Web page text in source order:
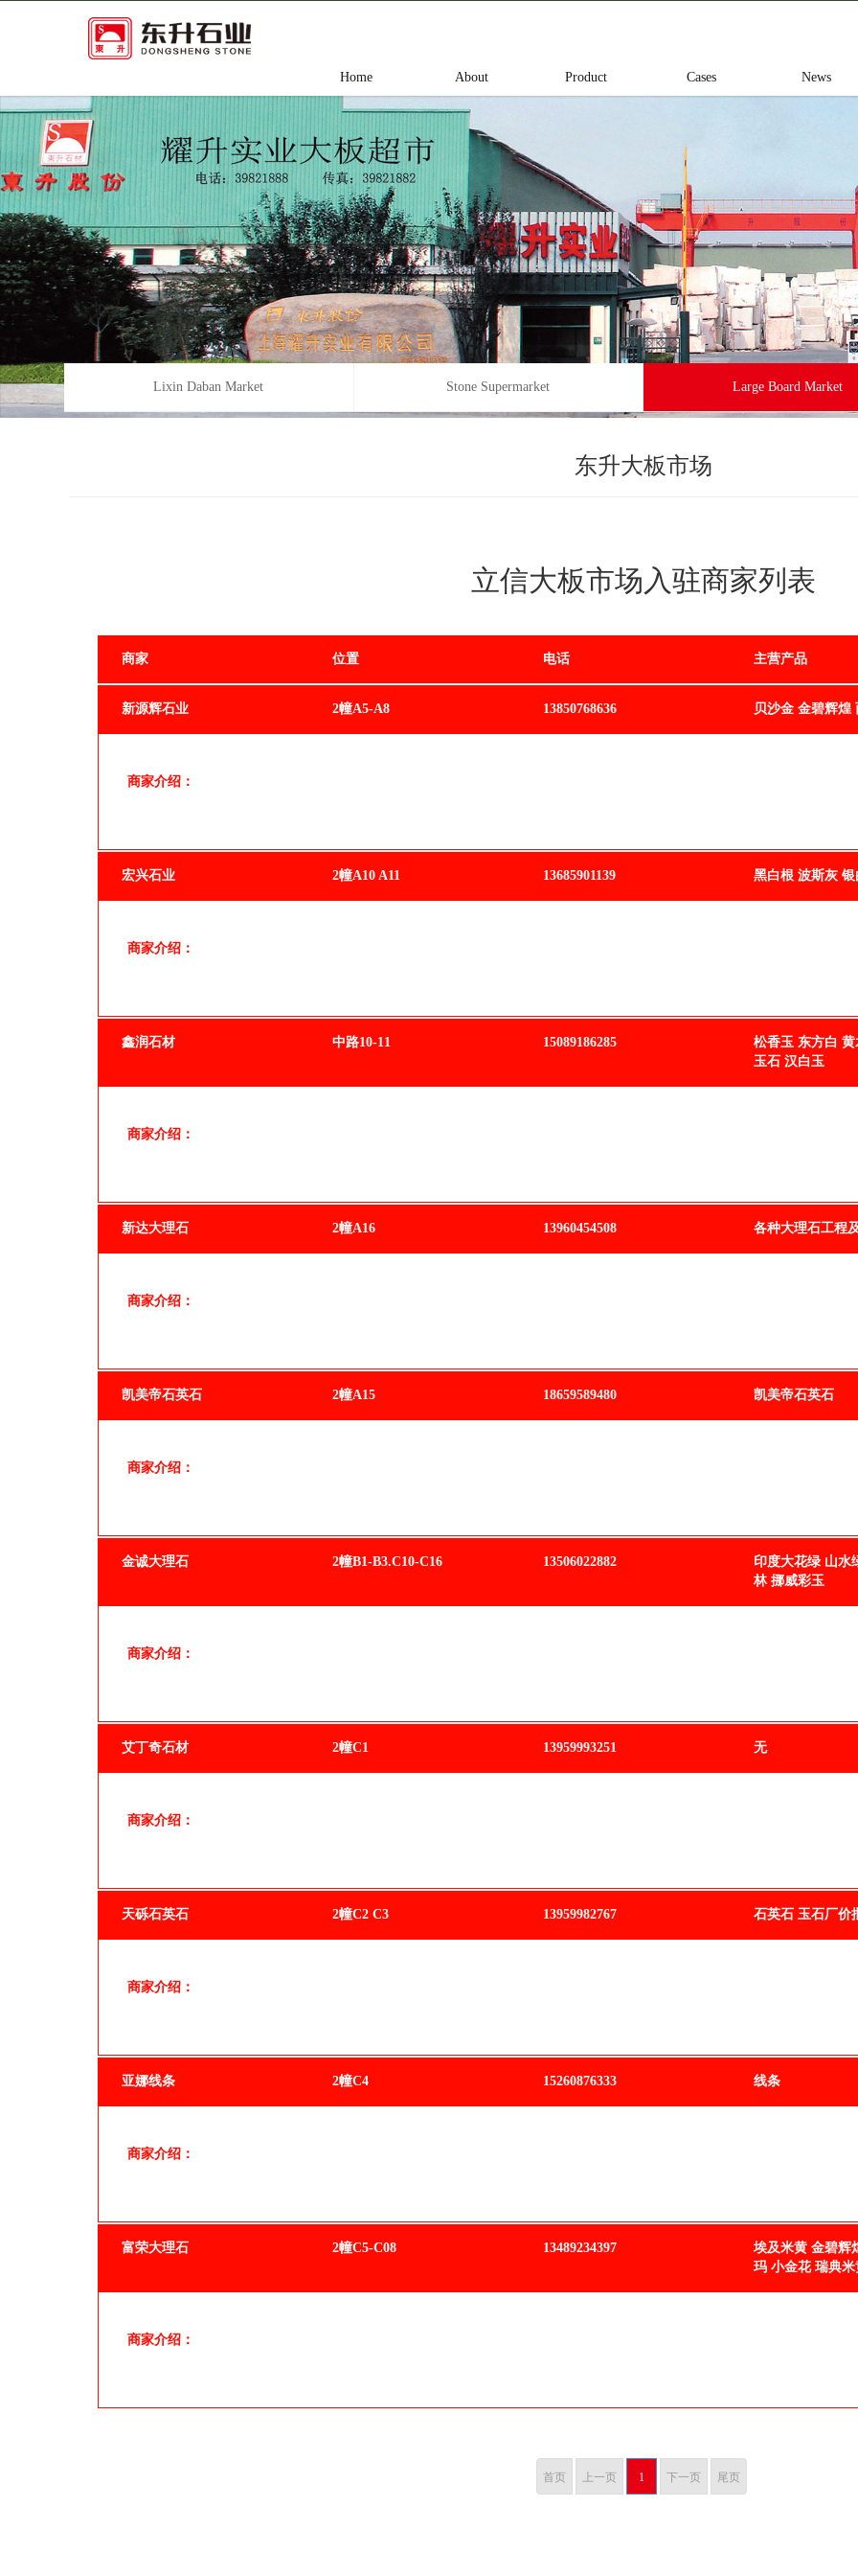
Home About Product Cases News
Lixin Daban Market Stone Supermarket Large Board Market
东升大板市场
立信大板市场入驻商家列表
商家 位置 电话 主营产品
新源辉石业 2幢A5-A8 13850768636 贝沙金 金碧辉煌
商家介绍：
宏兴石业 2幢A10 A11 13685901139 黑白根 波斯灰
商家介绍：
鑫润石材 中路10-11 15089186285
松香玉 东方白
玉石 汉白玉
商家介绍：
新达大理石 2幢A16 13960454508 各种大理石工程
商家介绍：
凯美帝石英石 2幢A15 18659589480 凯美帝石英石
商家介绍：
金诚大理石 2幢B1-B3.C10-C16 13506022882
印度大花绿 山水
林 挪威彩玉
商家介绍：
艾丁奇石材 2幢C1 13959993251 无
商家介绍：
天砾石英石 2幢C2 C3 13959982767 石英石 玉石厂价
商家介绍：
亚娜线条 2幢C4 15260876333 线条
商家介绍：
富荣大理石 2幢C5-C08 13489234397
埃及米黄 金碧辉
玛 小金花 瑞典
商家介绍：
首页 上一页 1 下一页 尾页